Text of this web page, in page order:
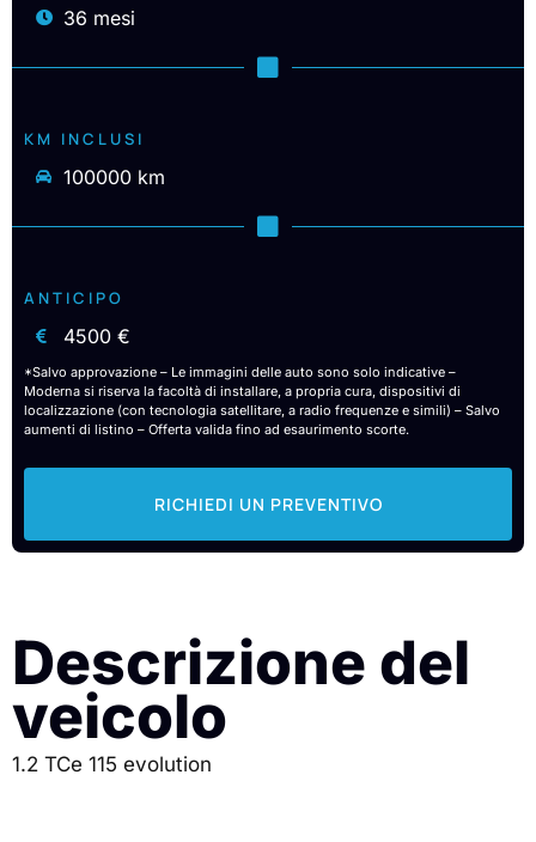
36 mesi
KM INCLUSI
100000 km
ANTICIPO
4500 €
*Salvo approvazione – Le immagini delle auto sono solo indicative –
Moderna si riserva la facoltà di installare, a propria cura, dispositivi di
localizzazione (con tecnologia satellitare, a radio frequenze e simili) – Salvo
aumenti di listino – Offerta valida fino ad esaurimento scorte.
RICHIEDI UN PREVENTIVO
Descrizione del
veicolo
1.2 TCe 115 evolution